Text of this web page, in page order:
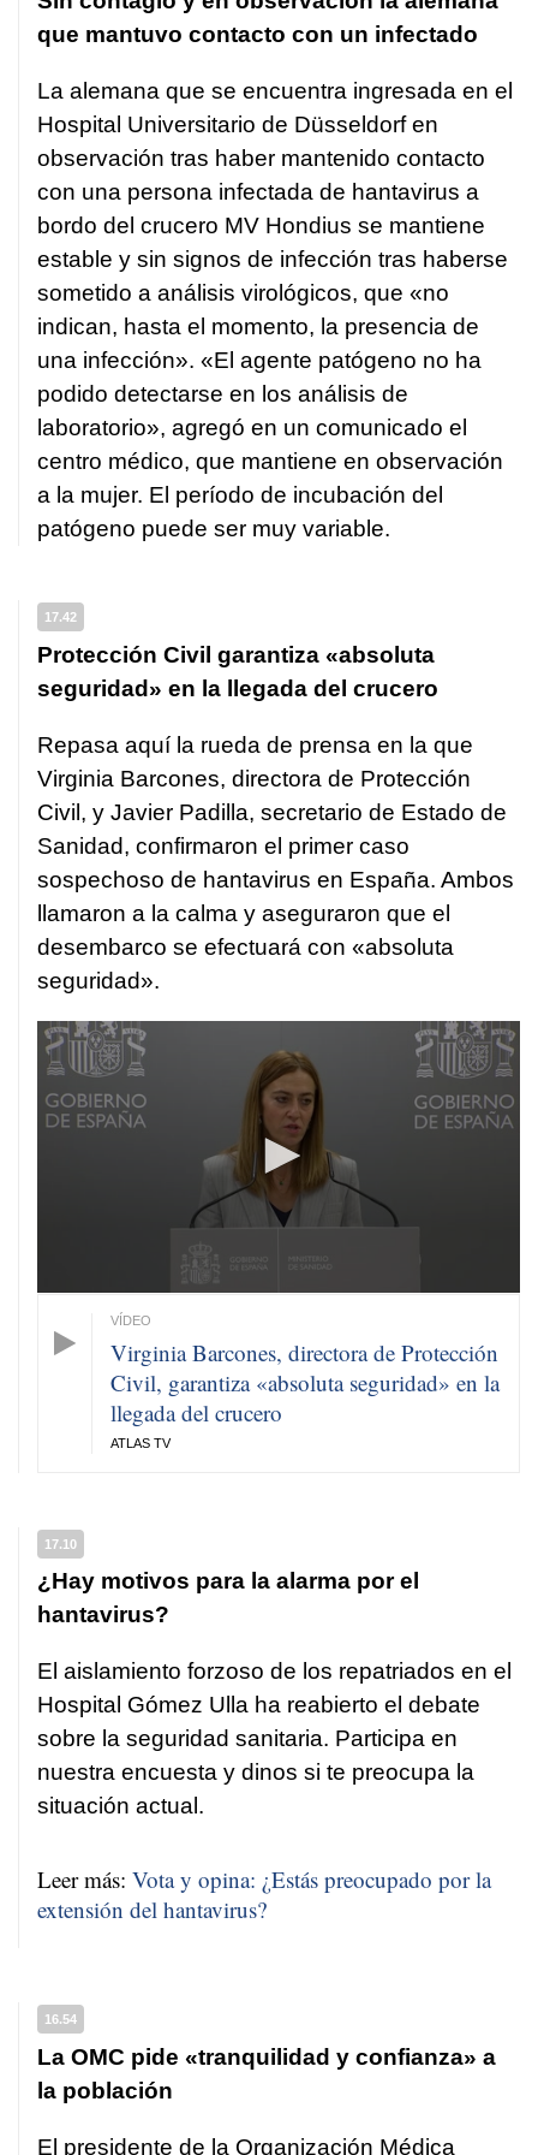
que mantuvo contacto con un infectado
La alemana que se encuentra ingresada en el
Hospital Universitario de Düsseldorf en
observación tras haber mantenido contacto
con una persona infectada de hantavirus a
bordo del crucero MV Hondius se mantiene
estable y sin signos de infección tras haberse
sometido a análisis virológicos, que «no
indican, hasta el momento, la presencia de
una infección». «El agente patógeno no ha
podido detectarse en los análisis de
laboratorio», agregó en un comunicado el
centro médico, que mantiene en observación
a la mujer. El período de incubación del
patógeno puede ser muy variable.
17.42
Protección Civil garantiza «absoluta
seguridad» en la llegada del crucero
Repasa aquí la rueda de prensa en la que
Virginia Barcones, directora de Protección
Civil, y Javier Padilla, secretario de Estado de
Sanidad, confirmaron el primer caso
sospechoso de hantavirus en España. Ambos
llamaron a la calma y aseguraron que el
desembarco se efectuará con «absoluta
seguridad».
0
seconds
of
seconds
Virginia Barcones, directora de Protección
Civil, garantiza «absoluta seguridad» en la
llegada del crucero
ATLAS TV
17.10
¿Hay motivos para la alarma por el
hantavirus?
El aislamiento forzoso de los repatriados en el
Hospital Gómez Ulla ha reabierto el debate
sobre la seguridad sanitaria. Participa en
nuestra encuesta y dinos si te preocupa la
situación actual.
Leer más: Vota y opina: ¿Estás preocupado por la
extensión del hantavirus?
16.54
La OMC pide «tranquilidad y confianza» a
la población
El presidente de la Organización Médica